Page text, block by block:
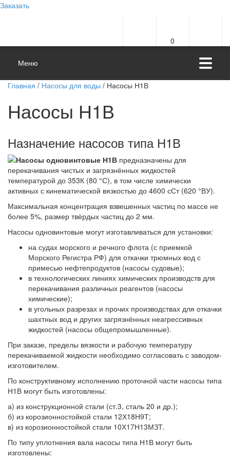
Заказать
0
Меню
Главная / Насосы для воды / Насосы Н1В
Насосы Н1В
Назначение насосов типа Н1В
Насосы одновинтовые Н1В предназначены для
перекачивания чистых и загрязнённых жидкостей
температурой до 353К (80 °С), в том числе химически
активных с кинематической вязкостью до 4600 сСт (620 °ВУ).
Максимальная концентрация взвешенных частиц по массе не
более 5%, размер твёрдых частиц до 2 мм.
Насосы одновинтовые могут изготавливаться для установки:
на судах морского и речного флота (с приемкой
Морского Регистра РФ) для откачки трюмных вод с
примесью нефтепродуктов (насосы судовые);
в технологических линиях химических производств для
перекачивания различных реагентов (насосы
химические);
в угольных разрезах и прочих производствах для откачки
шахтных вод и других загрязнённых неагрессивных
жидкостей (насосы общепромышленные).
При заказе, пределы вязкости и рабочую температуру
перекачиваемой жидкости необходимо согласовать с заводом-
изготовителем.
По конструктивному исполнению проточной части насосы типа
Н1В могут быть изготовлены:
а) из конструкционной стали (ст.3, сталь 20 и др.);
б) из корозионностойкой стали 12Х18Н9Т;
в) из корозионностойкой стали 10Х17Н13МЗТ.
По типу уплотнения вала насосы типа Н1В могут быть
изготовлены: